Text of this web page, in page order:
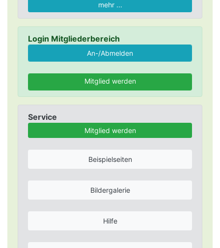
mehr ...
Login Mitgliederbereich
Mitglied werden
Service
Mitglied werden
Beispielseiten
Bildergalerie
Hilfe